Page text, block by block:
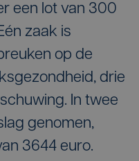
een lot van 300
zaak is
op de
drie
In twee
genomen,
3644 euro.